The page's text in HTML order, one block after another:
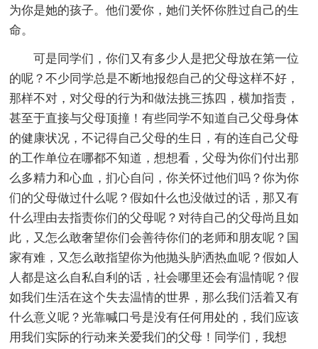
为你是她的孩子。他们爱你，她们关怀你胜过自己的生
命。
可是同学们，你们又有多少人是把父母放在第一位
的呢？不少同学总是不断地报怨自己的父母这样不好，
那样不对，对父母的行为和做法挑三拣四，横加指责，
甚至于直接与父母顶撞！有些同学不知道自己父母身体
的健康状况，不记得自己父母的生日，有的连自己父母
的工作单位在哪都不知道，想想看，父母为你们付出那
么多精力和心血，扪心自问，你关怀过他们吗？你为你
们的父母做过什么呢？假如什么也没做过的话，那又有
什么理由去指责你们的父母呢？对待自己的父母尚且如
此，又怎么敢奢望你们会善待你们的老师和朋友呢？国
家有难，又怎么敢指望你为他抛头胪洒热血呢？假如人
人都是这么自私自利的话，社会哪里还会有温情呢？假
如我们生活在这个失去温情的世界，那么我们活着又有
什么意义呢？光靠喊口号是没有任何用处的，我们应该
用我们实际的行动来关爱我们的父母！同学们，我想